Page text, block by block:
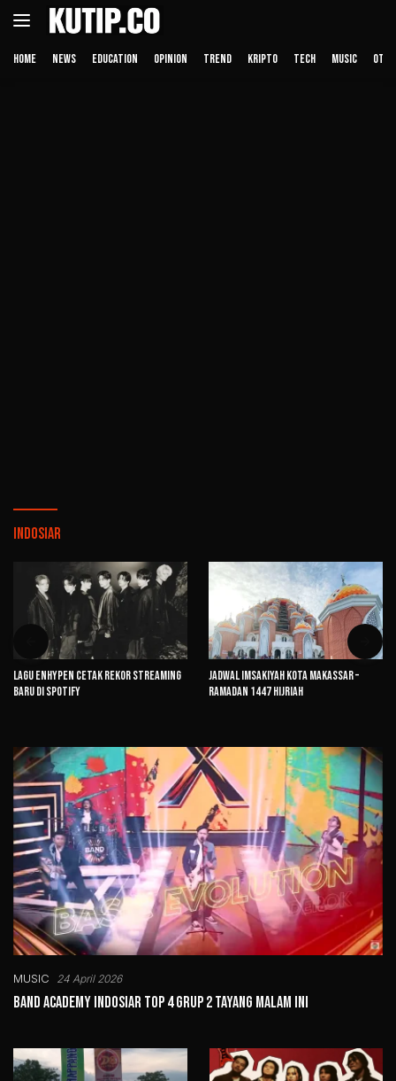
Langsung
HOME NEWS EDUCATION OPINION TREND KRIPTO TECH MUSIC
Indosiar
Lagu ENHYPEN Cetak Rekor Streaming
Baru di Spotify
Jadwal Imsakiyah Kota Makassar –
Ramadan 1447 Hijriah
MUSIC 24 April 2026
Band Academy Indosiar Top 4 Grup 2 Tayang Malam Ini